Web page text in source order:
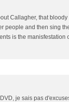
Callagher, that
people and then sing
is the manisfestation
je sais pas